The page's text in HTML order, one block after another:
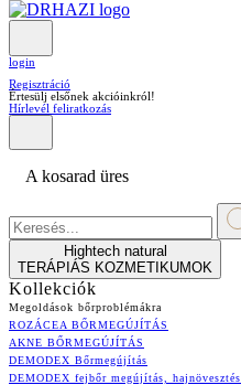
login
Regisztráció
Értesülj elsőnek akcióinkról!
Hírlevél feliratkozás
A kosarad üres
Hightech natural
TERÁPIÁS KOZMETIKUMOK
Kollekciók
Megoldások bőrproblémákra
ROZÁCEA BŐRMEGÚJÍTÁS
AKNE BŐRMEGÚJÍTÁS
DEMODEX Bőrmegújítás
DEMODEX fejbőr megújítás, hajnövesztés